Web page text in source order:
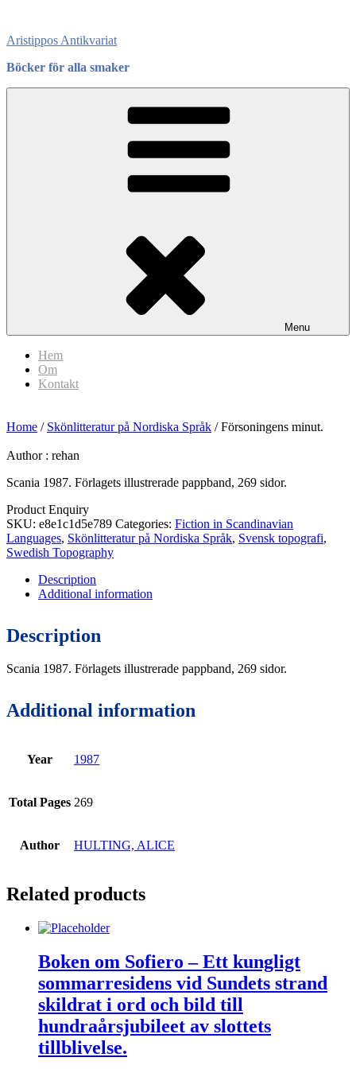
content
Aristippos Antikvariat
Böcker för alla smaker
Menu
Hem
Om
Kontakt
Home / Skönlitteratur på Nordiska Språk / Försoningens minut.
Author : rehan
Scania 1987. Förlagets illustrerade pappband, 269 sidor.
Product Enquiry
SKU: e8e1c1d5e789 Categories: Fiction in Scandinavian
Languages, Skönlitteratur på Nordiska Språk, Svensk topografi,
Swedish Topography
Description
Additional information
Description
Scania 1987. Förlagets illustrerade pappband, 269 sidor.
Additional information
Year 1987
Total Pages 269
Author HULTING, ALICE
Related products
Boken om Sofiero – Ett kungligt
sommarresidens vid Sundets strand
skildrat i ord och bild till
hundraårsjubileet av slottets
tillblivelse.